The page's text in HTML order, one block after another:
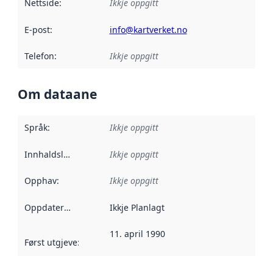
Nettside: Ikkje oppgitt
E-post: info@kartverket.no
Telefon: Ikkje oppgitt
Om dataane
Språk: Ikkje oppgitt
Innhaldsleverandørar :
Ikkje oppgitt
Opphav: Ikkje oppgitt
Oppdateringsfrekvens :
Ikkje Planlagt
Først utgjeve: Denne datoen seier når dataa i dette
11. april 1990